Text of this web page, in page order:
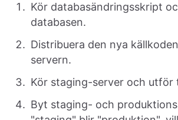
Kör databasändringsskript
databasen.
Distribuera den nya
servern.
Kör staging-server och utför
Byt staging- och